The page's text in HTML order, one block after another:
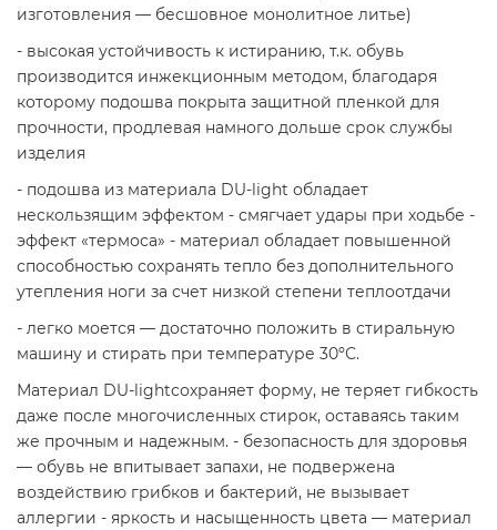
изготовления — бесшовное монолитное литье)
- высокая устойчивость к истиранию, т.к. обувь
производится инжекционным методом, благодаря
которому подошва покрыта защитной пленкой для
прочности, продлевая намного дольше срок службы
изделия
- подошва из материала DU-light обладает
нескользящим эффектом - смягчает удары при ходьбе -
эффект «термоса» - материал обладает повышенной
способностью сохранять тепло без дополнительного
утепления ноги за счет низкой степени теплоотдачи
- легко моется — достаточно положить в стиральную
машину и стирать при температуре 30ºС.
Материал DU-lightсохраняет форму, не теряет гибкость
даже после многочисленных стирок, оставаясь таким
же прочным и надежным. - безопасность для здоровья
— обувь не впитывает запахи, не подвержена
воздействию грибков и бактерий, не вызывает
аллергии - яркость и насыщенность цвета — материал